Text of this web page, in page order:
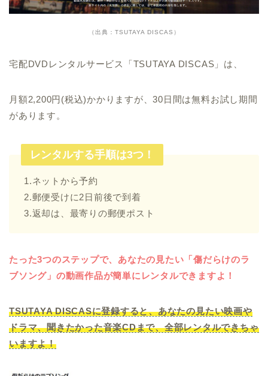
（出典：TSUTAYA DISCAS）
宅配DVDレンタルサービス「TSUTAYA DISCAS」は、
月額2,200円(税込)かかりますが、30日間は無料お試し期間
があります。
レンタルする手順は3つ！
1.ネットから予約
2.郵便受けに2日前後で到着
3.返却は、最寄りの郵便ポスト
たった3つのステップで、あなたの見たい「傷だらけのラ
ブソング」の動画作品が簡単にレンタルできますよ！
TSUTAYA DISCASに登録すると、あなたの見たい映画や
ドラマ、聞きたかった音楽CDまで、全部レンタルできちゃ
いますよ！